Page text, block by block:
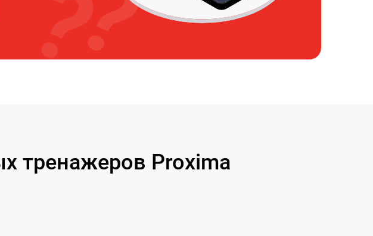
тренажеров Proxima